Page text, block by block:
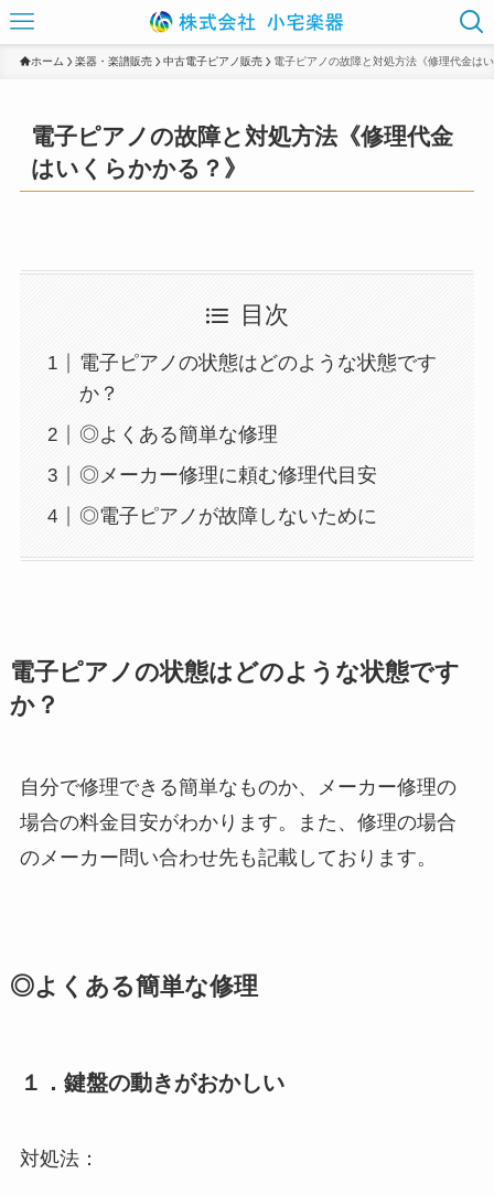
ホーム 楽器・楽譜販売 中古電子ピアノ販売 電子ピアノの故障と対処方法《修理代金は
電子ピアノの故障と対処方法《修理代金
はいくらかかる？》
目次
電子ピアノの状態はどのような状態です
か？
◎よくある簡単な修理
◎メーカー修理に頼む修理代目安
◎電子ピアノが故障しないために
電子ピアノの状態はどのような状態です
か？
自分で修理できる簡単なものか、メーカー修理の
場合の料金目安がわかります。また、修理の場合
のメーカー問い合わせ先も記載しております。
◎よくある簡単な修理
１．鍵盤の動きがおかしい
対処法：